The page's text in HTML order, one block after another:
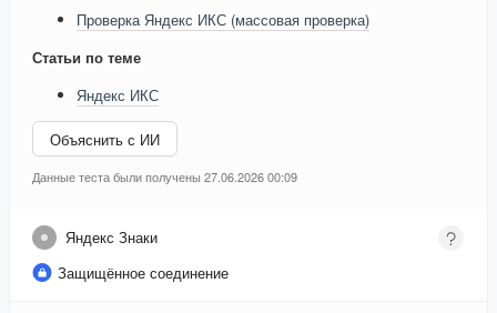
Проверка Яндекс ИКС (массовая проверка)
Статьи по теме
Яндекс ИКС
Объяснить с ИИ
Данные теста были получены 27.06.2026 00:09
Яндекс Знаки
Защищённое соединение